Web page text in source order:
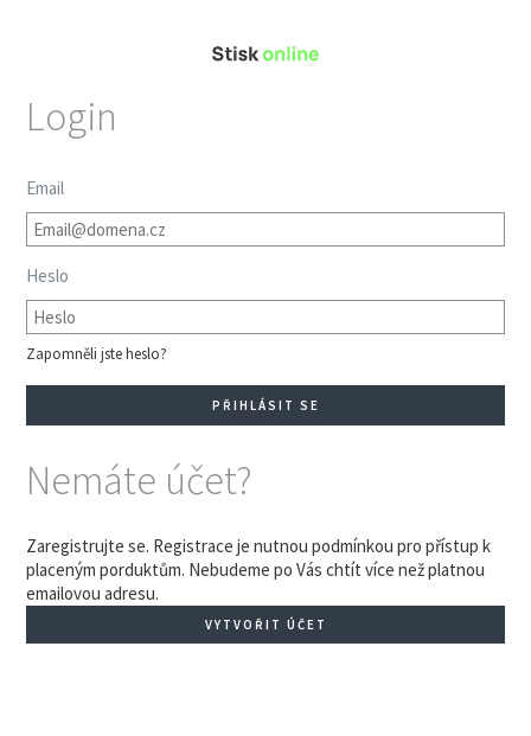
Login
Email
Heslo
Zapomněli jste heslo?
Nemáte účet?
Zaregistrujte se. Registrace je nutnou podmínkou pro přístup k
placeným porduktům. Nebudeme po Vás chtít více než platnou
emailovou adresu.
VYTVOŘIT ÚČET